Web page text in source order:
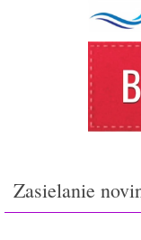
Zasielanie